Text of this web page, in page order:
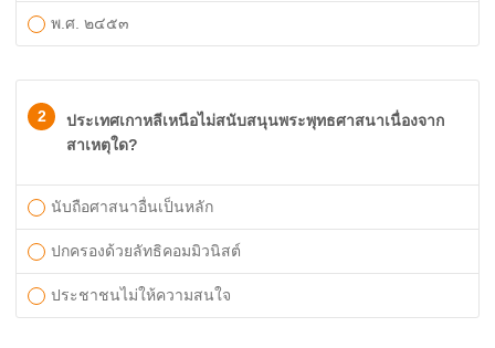
พ.ศ. ๒๔๕๓
2
ประเทศเกาหลีเหนือไม่สนับสนุนพระพุทธศาสนาเนื่องจาก
สาเหตุใด?
นับถือศาสนาอื่นเป็นหลัก
ปกครองด้วยลัทธิคอมมิวนิสต์
ประชาชนไม่ให้ความสนใจ